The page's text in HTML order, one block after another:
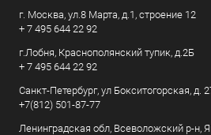
г. Москва, ул.8 Марта, д.1, строение 12
+ 7 495 644 22 92
г.Лобня, Краснополянский тупик, д.2Б
+ 7 495 644 22 92
Санкт-Петербург, ул Бокситогорская, д.
+7(812) 501-87-77
Ленинградская обл, Всеволожский р-н,